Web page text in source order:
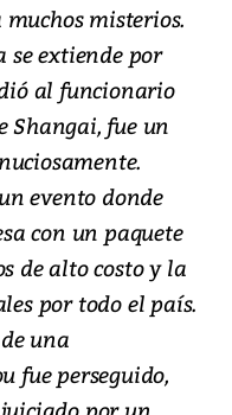
misterios.
extiende por
al funcionario
Shangai, fue un
evento donde
con un paquete
de alto costo y la
por todo el país.
una
fue perseguido,